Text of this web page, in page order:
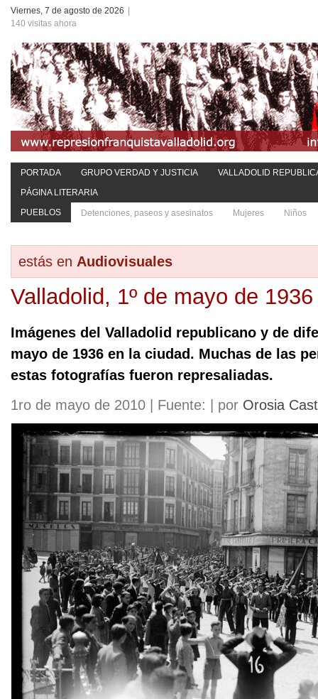
Viernes, 7 de agosto de 2026
140 visitas ahora
PORTADA GRUPO VERDAD Y JUSTICIA
VALLADOLID
PÁGINA LITERARIA
PUEBLOS
Detenciones, paseos y asesinatos Mujeres Niños
estás en Audiovisuales
Valladolid, 1º de mayo de 1936
Imágenes del Valladolid republicano y de
mayo de 1936 en la ciudad. Muchas de las
estas fotografías fueron represaliadas.
1ro de mayo de 2010 | Fuente: | por Orosia